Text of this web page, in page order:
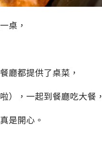
桌，
廳都提供了桌菜，
），一起到餐廳吃大餐，
是開心。